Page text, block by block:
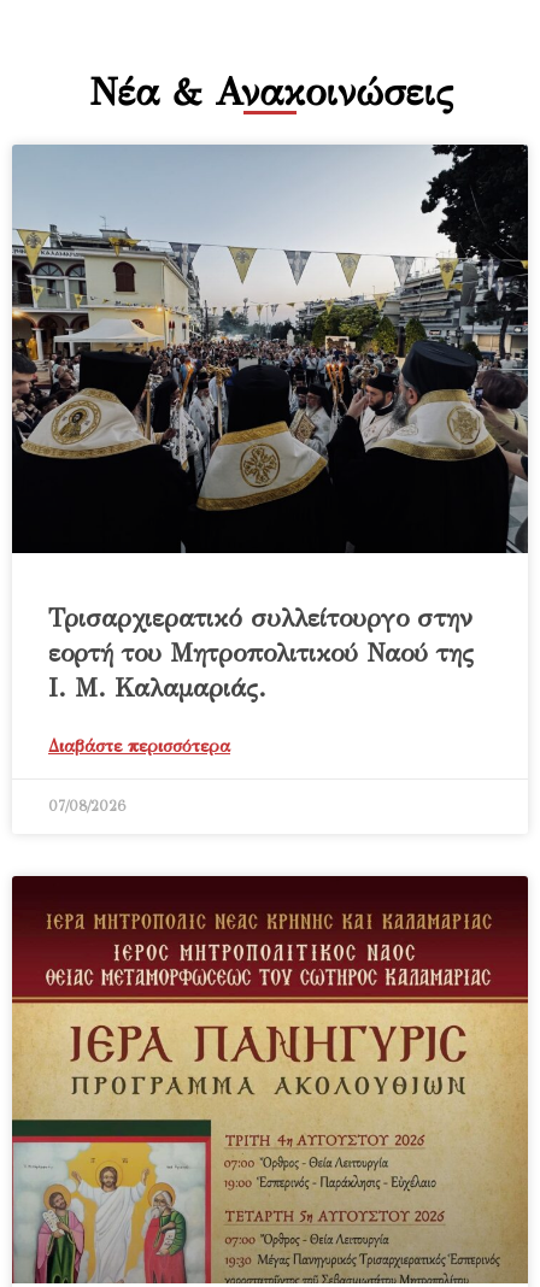
Νέα & Ανακοινώσεις
Τρισαρχιερατικό συλλείτουργο στην
εορτή του Μητροπολιτικού Ναού της
Ι. Μ. Καλαμαριάς.
Διαβάστε περισσότερα
07/08/2026